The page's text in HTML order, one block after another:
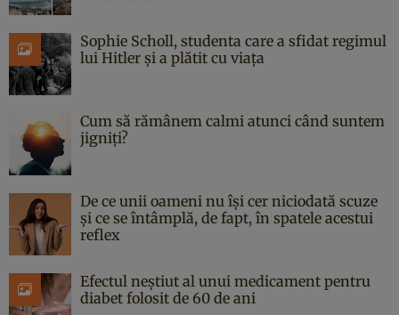
Sophie Scholl, studenta care a sfidat regimul
lui Hitler și a plătit cu viața
Cum să rămânem calmi atunci când suntem
jigniți?
De ce unii oameni nu își cer niciodată scuze
și ce se întâmplă, de fapt, în spatele acestui
reflex
Efectul neștiut al unui medicament pentru
diabet folosit de 60 de ani